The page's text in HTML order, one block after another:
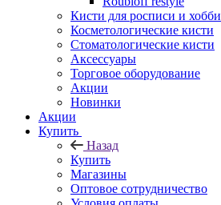
Кисти для росписи и хобби
Косметологические кисти
Стоматологические кисти
Аксессуары
Торговое оборудование
Акции
Новинки
Акции
Купить
Назад
Купить
Магазины
Оптовое сотрудничество